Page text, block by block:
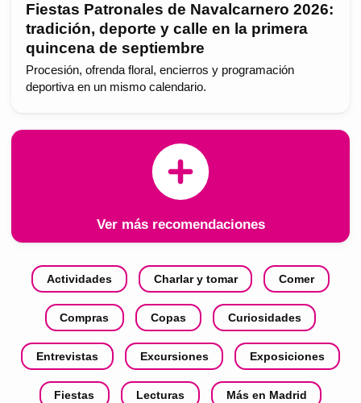
Fiestas Patronales de Navalcarnero 2026:
tradición, deporte y calle en la primera
quincena de septiembre
Procesión, ofrenda floral, encierros y programación
deportiva en un mismo calendario.
Ver más recomendaciones
Actividades Charlar y tomar Comer
Compras Copas Curiosidades
Entrevistas Excursiones Exposiciones
Fiestas Lecturas Más en Madrid